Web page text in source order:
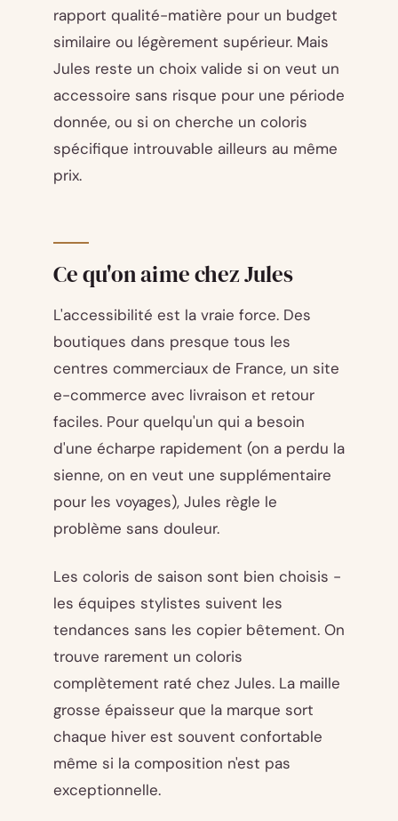
rapport qualité-matière pour un budget
similaire ou légèrement supérieur. Mais
Jules reste un choix valide si on veut un
accessoire sans risque pour une période
donnée, ou si on cherche un coloris
spécifique introuvable ailleurs au même
prix.
Ce qu'on aime chez Jules
L'accessibilité est la vraie force. Des
boutiques dans presque tous les
centres commerciaux de France, un site
e-commerce avec livraison et retour
faciles. Pour quelqu'un qui a besoin
d'une écharpe rapidement (on a perdu la
sienne, on en veut une supplémentaire
pour les voyages), Jules règle le
problème sans douleur.
Les coloris de saison sont bien choisis -
les équipes stylistes suivent les
tendances sans les copier bêtement. On
trouve rarement un coloris
complètement raté chez Jules. La maille
grosse épaisseur que la marque sort
chaque hiver est souvent confortable
même si la composition n'est pas
exceptionnelle.